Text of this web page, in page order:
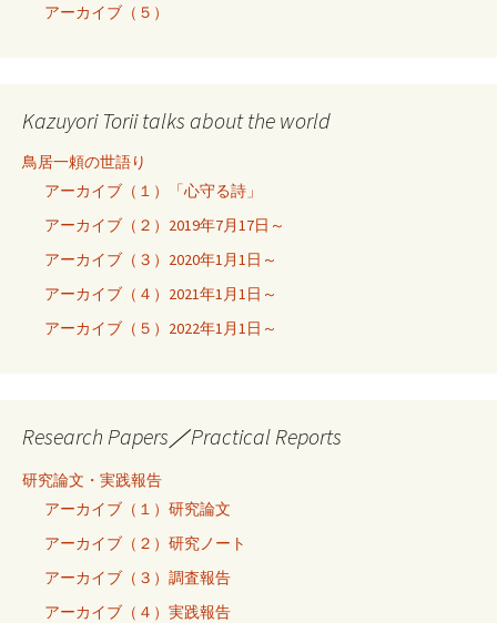
アーカイブ（５）
Kazuyori Torii talks about the world
鳥居一頼の世語り
アーカイブ（１）「心守る詩」
アーカイブ（２）2019年7月17日～
アーカイブ（３）2020年1月1日～
アーカイブ（４）2021年1月1日～
アーカイブ（５）2022年1月1日～
Research Papers／Practical Reports
研究論文・実践報告
アーカイブ（１）研究論文
アーカイブ（２）研究ノート
アーカイブ（３）調査報告
アーカイブ（４）実践報告